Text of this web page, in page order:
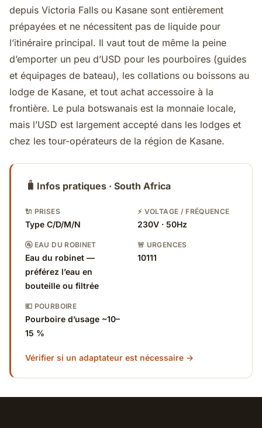
depuis Victoria Falls ou Kasane sont entièrement
prépayées et ne nécessitent pas de liquide pour
l’itinéraire principal. Il vaut tout de même la peine
d’emporter un peu d’USD pour les pourboires (guides
et équipages de bateau), les collations ou boissons au
lodge de Kasane, et tout achat accessoire à la
frontière. Le pula botswanais est la monnaie locale,
mais l’USD est largement accepté dans les lodges et
chez les tour-opérateurs de la région de Kasane.
🧳 Infos pratiques · South Africa
🔌 PRISES
Type C/D/M/N
⚡ VOLTAGE / FRÉQUENCE
230V · 50Hz
🚰 EAU DU ROBINET
Eau du robinet —
préférez l’eau en
bouteille ou filtrée
🚨 URGENCES
10111
💶 POURBOIRE
Pourboire d’usage ~10–
15 %
Vérifier si un adaptateur est nécessaire →